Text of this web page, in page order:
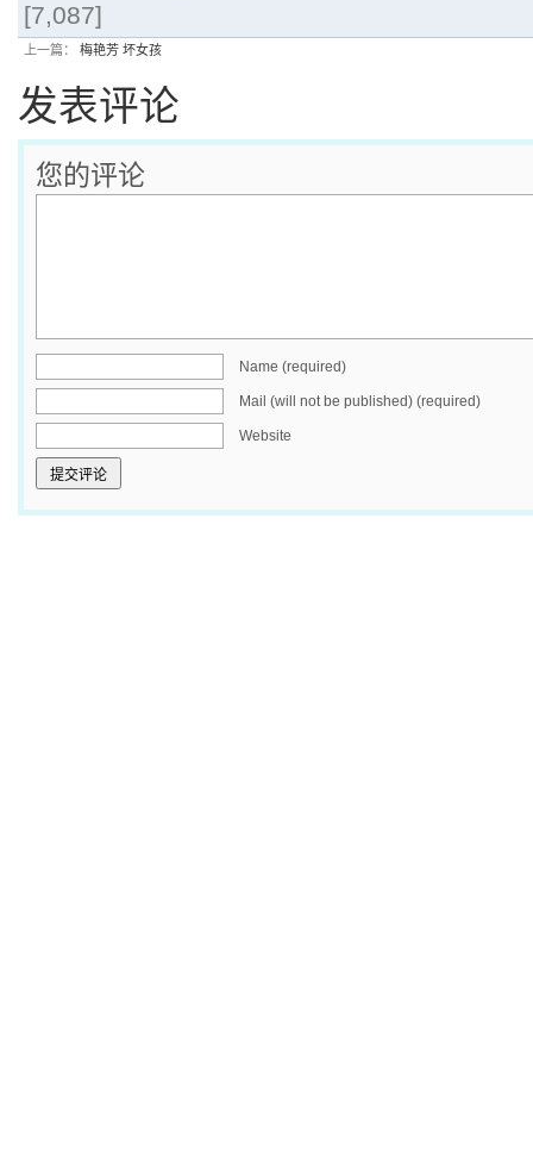
[7,087]
上一篇： 梅艳芳 坏女孩
发表评论
您的评论
Name (required)
Mail (will not be published) (required)
Website